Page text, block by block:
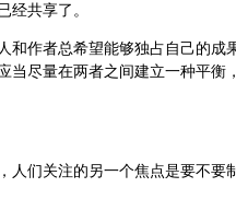
经共享了。
作者总希望能够独占自己的成
当尽量在两者之间建立一种平衡
关注的另一个焦点是要不要制